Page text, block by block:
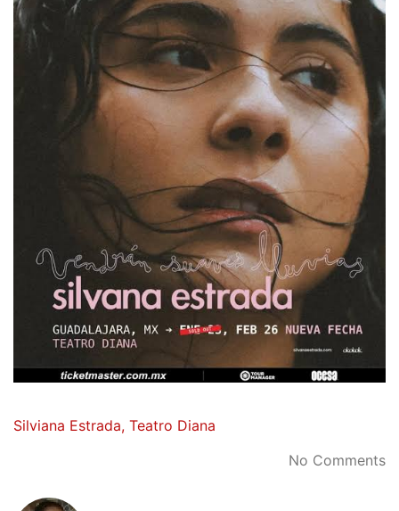
Silviana Estrada, Teatro Diana
No Comments